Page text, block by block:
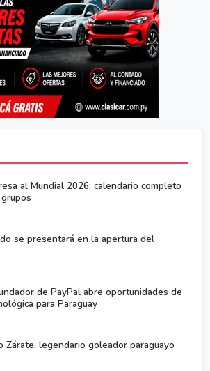
al Mundial 2026: calendario completo
se presentará en la apertura del
de PayPal abre oportunidades de
para Paraguay
Zárate, legendario goleador paraguayo